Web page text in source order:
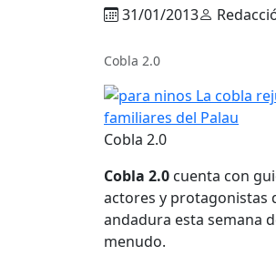
31/01/2013
Cobla 2.0
Cobla 2.0
Cobla 2.0 cuenta con
actores y protagonistas
andadura esta semana
menudo.